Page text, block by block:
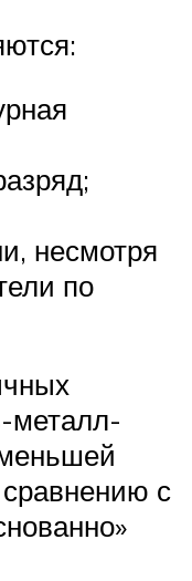
несмотря
по
металл-
с